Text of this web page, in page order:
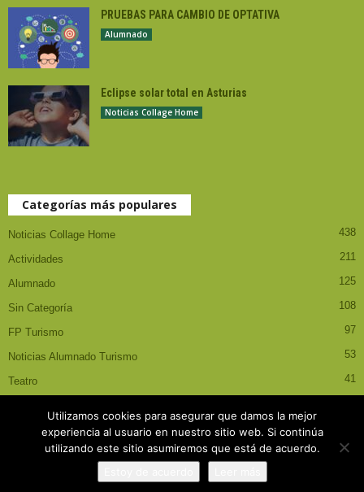
PRUEBAS PARA CAMBIO DE OPTATIVA
Alumnado
Eclipse solar total en Asturias
Noticias Collage Home
Categorías más populares
Noticias Collage Home 438
Actividades 211
Alumnado 125
Sin Categoría 108
FP Turismo 97
Noticias Alumnado Turismo 53
Teatro 41
El centro Noticias
Contactar
© Copyright 2017 - IES La Magdalena
Utilizamos cookies para asegurar que damos la mejor
experiencia al usuario en nuestro sitio web. Si continúa
utilizando este sitio asumiremos que está de acuerdo.